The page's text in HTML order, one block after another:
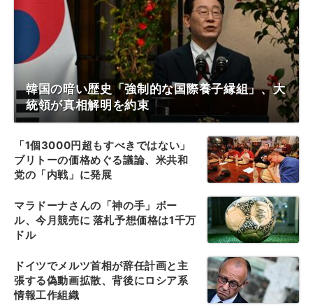
韓国の暗い歴史「強制的な国際養子縁組」、大
統領が真相解明を約束
「1個3000円超もすべきではない」
ブリトーの価格めぐる議論、米共和
党の「内戦」に発展
マラドーナさんの「神の手」ボー
ル、今月競売に 落札予想価格は1千万
ドル
ドイツでメルツ首相が辞任計画と主
張する偽動画拡散、背後にロシア系
情報工作組織